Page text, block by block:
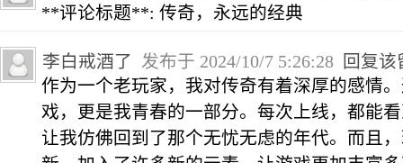
**评论标题**: 传奇，永远的经典
李白戒酒了 发布于 2024/10/7 5:26:28 回复该
作为一个老玩家，我对传奇有着深厚的感情
戏，更是我青春的一部分。每次上线，都能
让我仿佛回到了那个无忧无虑的年代。而且